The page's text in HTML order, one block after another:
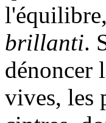
brillanti.
dénoncer
vives, les